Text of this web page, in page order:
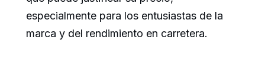
especialmente para los entusiastas de la
marca y del rendimiento en carretera.